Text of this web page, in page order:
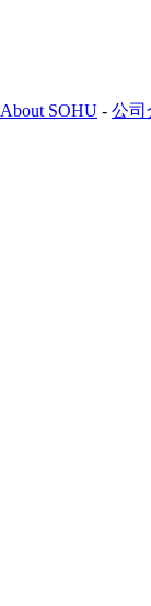
About SOHU - 公司